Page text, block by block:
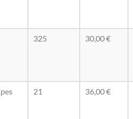
325 30,00 €
21 36,00 €